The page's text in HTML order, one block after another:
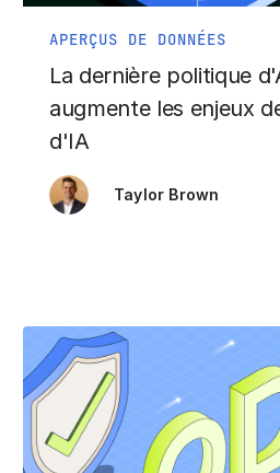
APERÇUS DE DONNÉES
La dernière politique
augmente les enjeux
d'IA
Taylor Brown